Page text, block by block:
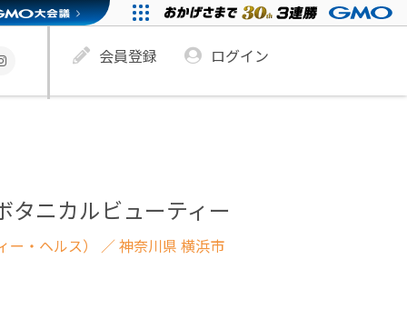
会員登録 ログイン
タニカルビューティー
・ヘルス） ／ 神奈川県 横浜市